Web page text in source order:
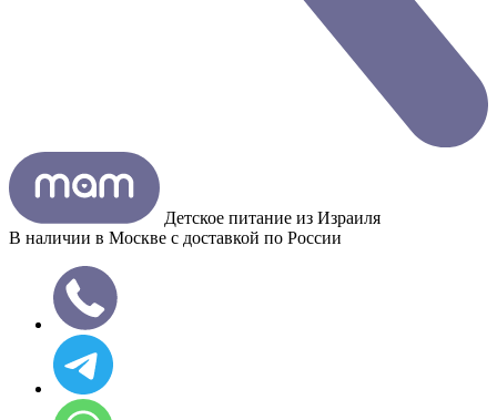
Детское питание из Израиля
В наличии в Москве с доставкой по России